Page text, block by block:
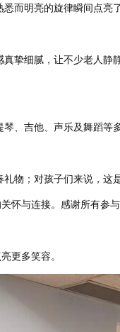
而明亮的旋律瞬间点亮
挚细腻，让不少老人
、吉他、声乐及舞蹈等
物；对孩子们来说，这
怀与连接。感谢所有参
更多笑容。